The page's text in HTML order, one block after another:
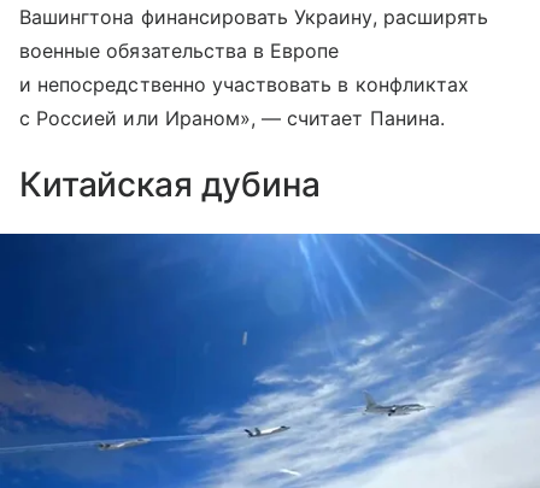
Вашингтона финансировать Украину, расширять
военные обязательства в Европе
и непосредственно участвовать в конфликтах
с Россией или Ираном», — считает Панина.
Китайская дубина